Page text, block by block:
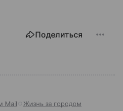
Поделиться
Mail Жизнь за городом